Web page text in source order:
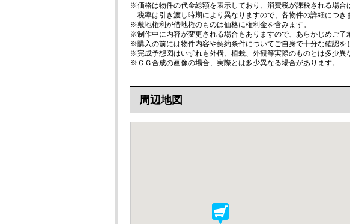
※価格は物件の代金総額を表示しており、消費税が課税される場合
税率は引き渡し時期により異なりますので、各物件の詳細につき
※敷地権利が借地権のものは価格に権利金を含みます。
※制作中に内容が変更される場合もありますので、あらかじめご了
※購入の前には物件内容や契約条件についてご自身で十分な確認を
※完成予想図はいずれも外構、植栽、外観等実際のものとは多少異
※ＣＧ合成の画像の場合、実際とは多少異なる場合があります。
周辺地図